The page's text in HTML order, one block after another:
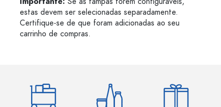
estas devem ser selecionadas separadamente.
Certifique-se de que foram adicionadas ao seu
carrinho de compras.